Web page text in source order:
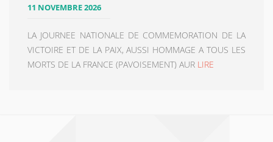
11 NOVEMBRE 2026
LA JOURNEE NATIONALE DE COMMEMORATION DE LA
VICTOIRE ET DE LA PAIX, AUSSI HOMMAGE A TOUS LES
MORTS DE LA FRANCE (PAVOISEMENT) AUR LIRE